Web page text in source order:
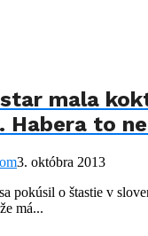
mala
Habera to
3. októbra 2013
pokúsil o štastie v
má...